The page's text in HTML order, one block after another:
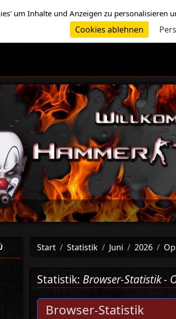
Start Statistik Juni 2026
Statistik: Browser-Statistik -
Browser-Statistik
um Inhalte und Anzeigen zu
Cookies ablehnen